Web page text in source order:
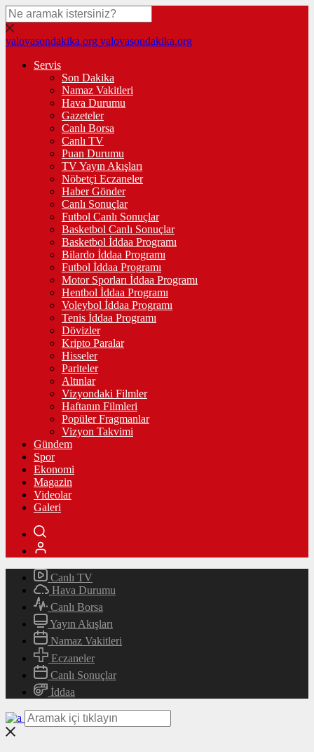
yalovasondakika.org yalovasondakika.org
Servis
Son Dakika
Namaz Vakitleri
Hava Durumu
Gazeteler
Canlı Borsa
Canlı TV
Puan Durumu
TV Yayın Akışları
Nöbetçi Eczaneler
Haber Gönder
Canlı Sonuçlar
Futbol Canlı Sonuçlar
Basketbol Canlı Sonuçlar
Basketbol İddaa Programı
Bilardo İddaa Programı
Futbol İddaa Programı
Motor Sporları İddaa Programı
Hentbol İddaa Programı
Voleybol İddaa Programı
Tenis İddaa Programı
Dövizler
Kripto Paralar
Hisseler
Pariteler
Altınlar
Vizyondaki Filmler
Haftanın Filmleri
Popüler Fragmanlar
Vizyon Takvimi
Gündem
Spor
Ekonomi
Magazin
Videolar
Galeri
Canlı TV
Hava Durumu
Canlı Borsa
Yayın Akışları
Namaz Vakitleri
Eczaneler
Canlı Sonuçlar
İddaa